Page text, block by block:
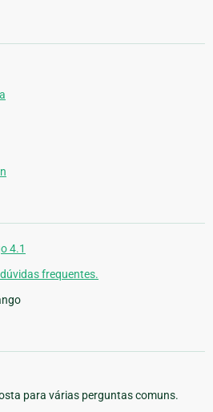
4.1
frequentes.
para várias perguntas comuns.